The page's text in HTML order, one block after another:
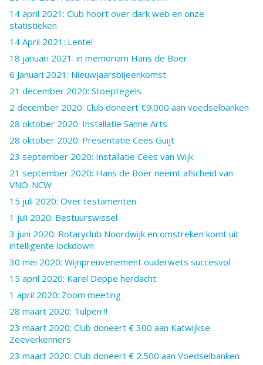
14 april 2021: Club hoort over dark web en onze
statistieken
14 April 2021: Lente!
18 januari 2021: in memoriam Hans de Boer
6 Januari 2021: Nieuwjaarsbijeenkomst
21 december 2020: Stoeptegels
2 december 2020: Club doneert €9.000 aan voedselbanken
28 oktober 2020: Installatie Sanne Arts
28 oktober 2020: Presentatie Cees Guijt
23 september 2020: Installatie Cees van Wijk
21 september 2020: Hans de Boer neemt afscheid van
VNO-NCW
15 juli 2020: Over testamenten
1 juli 2020: Bestuurswissel
3 juni 2020: Rotaryclub Noordwijk en omstreken komt uit
intelligente lockdown
30 mei 2020: Wijnpreuvenement ouderwets succesvol
15 april 2020: Karel Deppe herdacht
1 april 2020: Zoom meeting
28 maart 2020: Tulpen !!
23 maart 2020: Club doneert € 300 aan Katwijkse
Zeeverkenners
23 maart 2020: Club doneert € 2.500 aan Voedselbanken